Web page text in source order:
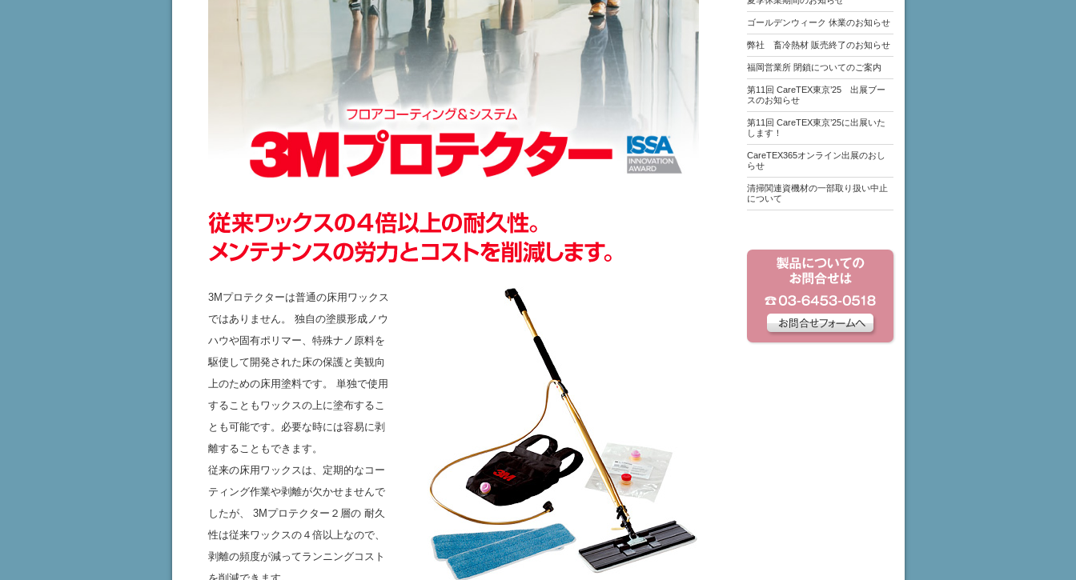
3Mプロテクターは普通の床用ワックス
ではありません。 独自の塗膜形成ノウ
ハウや固有ポリマー、特殊ナノ原料を
駆使して開発された床の保護と美観向
上のための床用塗料です。 単独で使用
することもワックスの上に塗布するこ
とも可能です。必要な時には容易に剥
離することもできます。
従来の床用ワックスは、定期的なコー
ティング作業や剥離が欠かせませんで
したが、 3Mプロテクター２層の 耐久
性は従来ワックスの４倍以上なので、
剥離の頻度が減ってランニングコスト
ゴールデンウィーク 休業のお知らせ
弊社 畜冷熱材 販売終了のお知らせ
福岡営業所 閉鎖についてのご案内
第11回 CareTEX東京’25 出展ブー
スのお知らせ
第11回 CareTEX東京’25に出展いた
します！
CareTEX365オンライン出展のおし
らせ
清掃関連資機材の一部取り扱い中止
について